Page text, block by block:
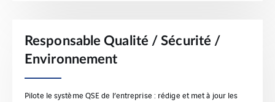
Responsable Qualité / Sécurité /
Environnement
Pilote le système QSE de l’entreprise : rédige et met à jour les